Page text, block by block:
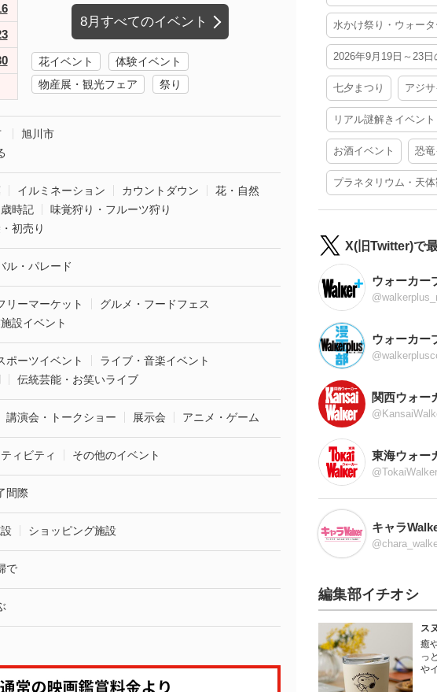
8月すべてのイベント
花イベント
体験イベント
物産展・観光フェア
祭り
旭川市
イルミネーション カウントダウン
花・自然
時記
味覚狩り・フルーツ狩り
初売り
ル・パレード
リーマーケット
グルメ・フードフェス
設イベント
ポーツイベント
ライブ・音楽イベント
伝統芸能・お笑いライブ
講演会・トークショー 展示会 アニメ・ゲーム
ィビティ その他のイベント
間際
ショッピング施設
で
水かけ祭り・ウォータ
2026年9月19日～23
七夕まつり アジ
リアル謎解きイベント
お酒イベント 恐竜
プラネタリウム・天体
X(旧Twitter)で
ウォーカー
ウォーカー
関西ウォー
東海ウォー
キャラ
編集部イチオシ
ス
癒
っ
や